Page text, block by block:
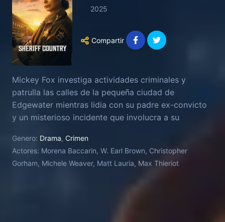
2025
Compartir
Mickey Fox investiga actividades criminales y
patrulla las calles de la pequeña ciudad de
Edgewater mientras lidia con su padre ex-convicto
y un misterioso incidente que involucra a su
Genero: Drama, Crimen
Actores: Morena Baccarin, W. Earl Brown, Christopher
Gorham, Michele Weaver, Matt Lauria, Max Thieriot